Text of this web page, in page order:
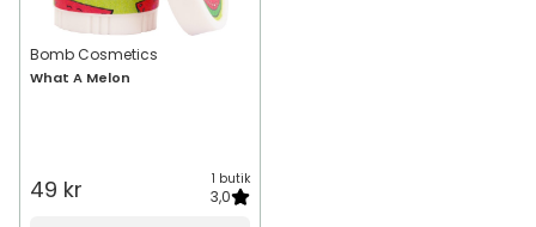
Bomb Cosmetics
What A Melon
49 kr 1 butik
3,0